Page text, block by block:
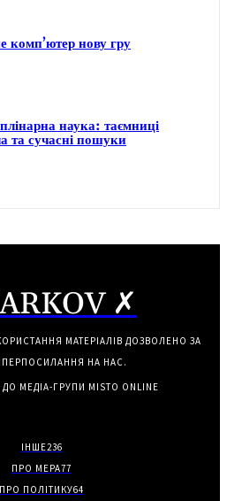
комп’ютер нову гру
наука: таємниці
та сучасні пошуки
✗
МАТЕРІАЛІВ ДОЗВОЛЕНО ЗА
НА НАС.
МЕДІА-ГРУПИ MISTO ONLINE
ІНШЕ236
ПРО МЕРА77
ПРО ПОЛІТИКУ64